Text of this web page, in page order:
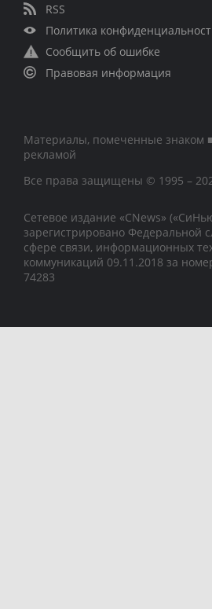
RSS
Политика
Сообщить об ошибке
Правовая информация
Материалы, помеченные знаком
рекламой
Все права защищены © 1995 –
Сетевое издание «CNews»
зарегистрировано Федеральной
сфере связи, информационных
коммуникаций 09.11.2018 за
74283